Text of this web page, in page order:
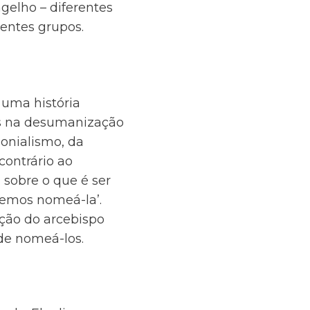
– diferentes
grupos.
história
na desumanização
da
ao
o que é ser
nomeá-la’.
do arcebispo
nomeá-los.